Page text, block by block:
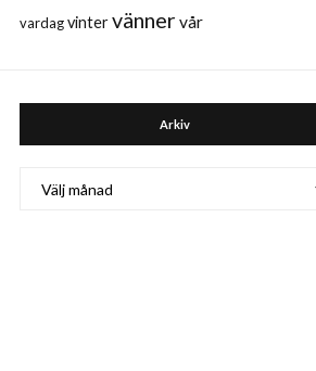
vardag vintervänner vår
Arkiv